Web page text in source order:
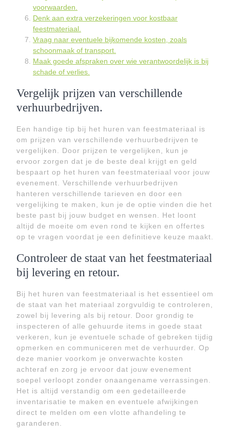
voorwaarden.
Denk aan extra verzekeringen voor kostbaar
feestmateriaal.
Vraag naar eventuele bijkomende kosten, zoals
schoonmaak of transport.
Maak goede afspraken over wie verantwoordelijk is bij
schade of verlies.
Vergelijk prijzen van verschillende
verhuurbedrijven.
Een handige tip bij het huren van feestmateriaal is
om prijzen van verschillende verhuurbedrijven te
vergelijken. Door prijzen te vergelijken, kun je
ervoor zorgen dat je de beste deal krijgt en geld
bespaart op het huren van feestmateriaal voor jouw
evenement. Verschillende verhuurbedrijven
hanteren verschillende tarieven en door een
vergelijking te maken, kun je de optie vinden die het
beste past bij jouw budget en wensen. Het loont
altijd de moeite om even rond te kijken en offertes
op te vragen voordat je een definitieve keuze maakt.
Controleer de staat van het feestmateriaal
bij levering en retour.
Bij het huren van feestmateriaal is het essentieel om
de staat van het materiaal zorgvuldig te controleren,
zowel bij levering als bij retour. Door grondig te
inspecteren of alle gehuurde items in goede staat
verkeren, kun je eventuele schade of gebreken tijdig
opmerken en communiceren met de verhuurder. Op
deze manier voorkom je onverwachte kosten
achteraf en zorg je ervoor dat jouw evenement
soepel verloopt zonder onaangename verrassingen.
Het is altijd verstandig om een gedetailleerde
inventarisatie te maken en eventuele afwijkingen
direct te melden om een vlotte afhandeling te
garanderen.